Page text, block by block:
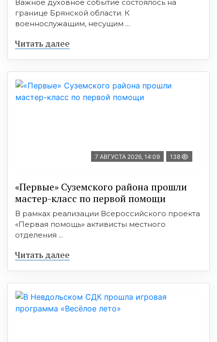
Важное духовное событие состоялось на
границе Брянской области. К
военнослужащим, несущим ...
Читать далее
7 АВГУСТА 2026, 14:09 138
«Первые» Суземского района прошли
мастер-класс по первой помощи
В рамках реализации Всероссийского проекта
«Первая помощь» активисты местного
отделения ...
Читать далее